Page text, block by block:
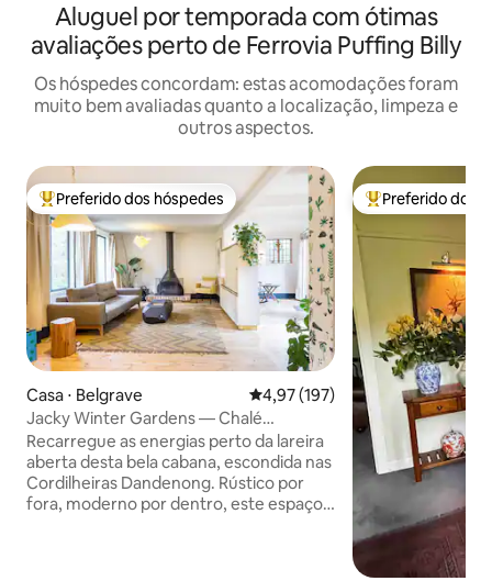
Aluguel por temporada com ótimas
avaliações perto de Ferrovia Puffing Billy
Os hóspedes concordam: estas acomodações foram
muito bem avaliadas quanto a localização, limpeza e
outros aspectos.
Entre os melhores preferidos dos hóspedes
Preferido dos hóspedes
Casa ⋅ Belgrave 4,97 de uma avaliação média de
4,97 (197)
Jacky Winter Gardens — Chalé
moderno e artístico perto de Creek
Recarregue as energias perto da lareira
aberta desta bela cabana, escondida nas
Cordilheiras Dandenong. Rústico por
fora, moderno por dentro, este espaço
Entre os
Preferido dos